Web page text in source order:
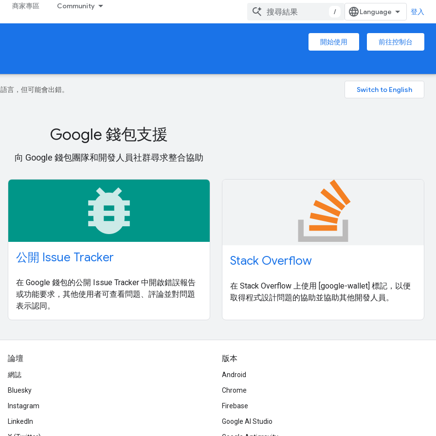
商家專區 Community
/ 登入
開始使用
前往控制台
言，但可能會出錯。
Google 錢包支援
向 Google 錢包團隊和開發人員社群尋求整合協助
bug_report
公開 Issue Tracker
在 Google 錢包的公開 Issue Tracker 中開啟錯誤報告
或功能要求，其他使用者可查看問題、評論並對問題
表示認同。
Stack Overflow
在 Stack Overflow 上使用 [google-wallet] 標記，以便
取得程式設計問題的協助並協助其他開發人員。
論壇
網誌
Bluesky
Instagram
LinkedIn
版本
Android
Chrome
Firebase
Google AI Studio